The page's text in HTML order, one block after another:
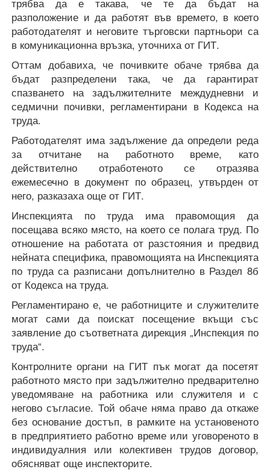
трябва да е такава, че те да бъдат на
разположение и да работят във времето, в което
работодателят и неговите търговски партньори са
в комуникационна връзка, уточниха от ГИТ.
Оттам добавиха, че почивките обаче трябва да
бъдат разпределени така, че да гарантират
спазването на задължителните междудневни и
седмични почивки, регламентирани в Кодекса на
труда.
Работодателят има задължение да определи реда
за отчитане на работното време, като
действително отработеното се отразява
ежемесечно в документ по образец, утвърден от
него, разказаха още от ГИТ.
Инспекцията по труда има правомощия да
посещава всяко място, на което се полага труд. По
отношение на работата от разстояния и предвид
нейната специфика, правомощията на Инспекцията
по труда са разписани допълнително в Раздел 8б
от Кодекса на труда.
Регламентирано е, че работниците и служителите
могат сами да поискат посещение вкъщи със
заявление до съответната дирекция „Инспекция по
труда“.
Контролните органи на ГИТ пък могат да посетят
работното място при задължително предварително
уведомяване на работника или служителя и с
негово съгласие. Той обаче няма право да откаже
без основание достъп, в рамките на установеното
в предприятието работно време или уговореното в
индивидуалния или колективен трудов договор,
обясняват още инспекторите.